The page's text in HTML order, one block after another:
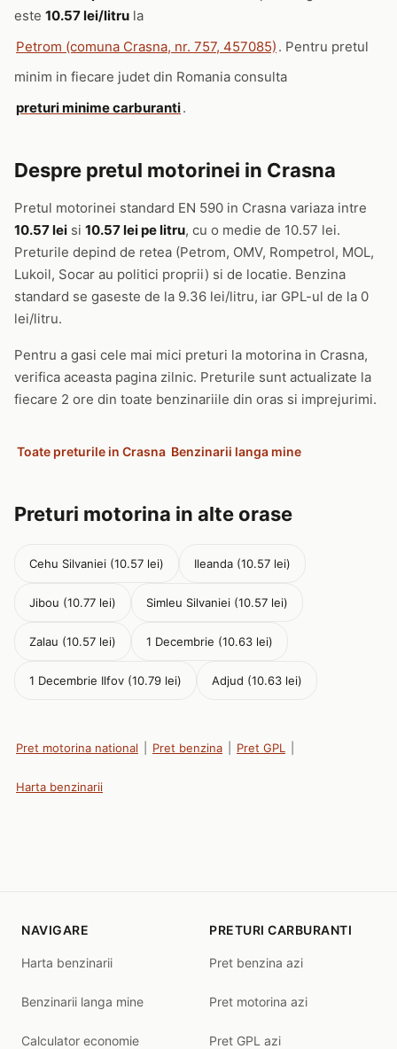
este 10.57 lei/litru la
Petrom (comuna Crasna, nr. 757, 457085) . Pentru pretul
minim in fiecare judet din Romania consulta
preturi minime carburanti.
Despre pretul motorinei in Crasna
Pretul motorinei standard EN 590 in Crasna variaza intre
10.57 lei si 10.57 lei pe litru, cu o medie de 10.57 lei.
Preturile depind de retea (Petrom, OMV, Rompetrol, MOL,
Lukoil, Socar au politici proprii) si de locatie. Benzina
standard se gaseste de la 9.36 lei/litru, iar GPL-ul de la 0
lei/litru.
Pentru a gasi cele mai mici preturi la motorina in Crasna,
verifica aceasta pagina zilnic. Preturile sunt actualizate la
fiecare 2 ore din toate benzinariile din oras si imprejurimi.
Toate preturile in Crasna Benzinarii langa mine
Preturi motorina in alte orase
Cehu Silvaniei (10.57 lei) Ileanda (10.57 lei)
Jibou (10.77 lei) Simleu Silvaniei (10.57 lei)
Zalau (10.57 lei) 1 Decembrie (10.63 lei)
1 Decembrie Ilfov (10.79 lei) Adjud (10.63 lei)
Pret motorina national Pret benzina Pret GPL
Harta benzinarii
NAVIGARE
Harta benzinarii
Benzinarii langa mine
Calculator economie
PRETURI CARBURANTI
Pret benzina azi
Pret motorina azi
Pret GPL azi